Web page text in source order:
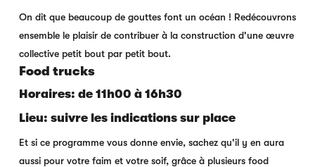
On dit que beaucoup de gouttes font un océan ! Redécouvrons
ensemble le plaisir de contribuer à la construction d'une œuvre
collective petit bout par petit bout.
Food trucks
Horaires: de 11h00 à 16h30
Lieu: suivre les indications sur place
Et si ce programme vous donne envie, sachez qu'il y en aura
aussi pour votre faim et votre soif, grâce à plusieurs food